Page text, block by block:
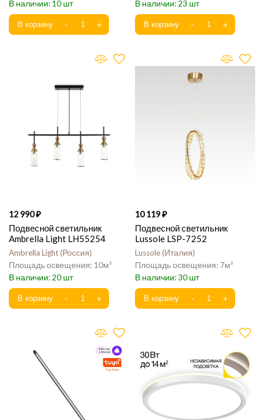
10
23
12 990
Подвесной светильник
Ambrella Light LH55254
Ambrella Light Россия
10
20
10 119
Подвесной светильник
Lussole LSP-7252
Lussole Италия
7
30